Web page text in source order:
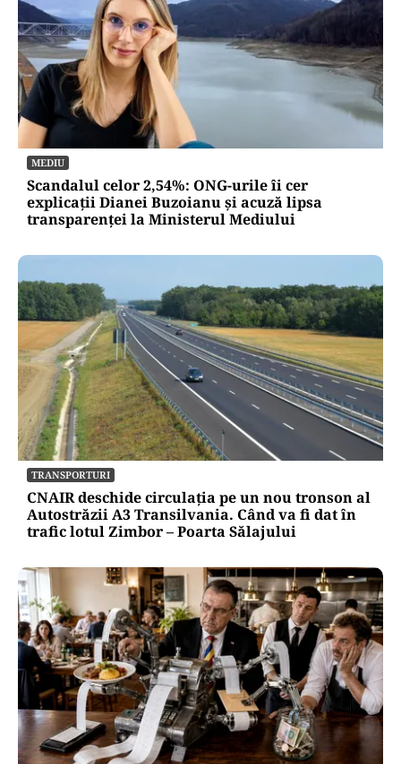
MEDIU
Scandalul celor 2,54%: ONG-urile îi cer
explicații Dianei Buzoianu și acuză lipsa
transparenței la Ministerul Mediului
TRANSPORTURI
CNAIR deschide circulația pe un nou tronson al
Autostrăzii A3 Transilvania. Când va fi dat în
trafic lotul Zimbor – Poarta Sălajului